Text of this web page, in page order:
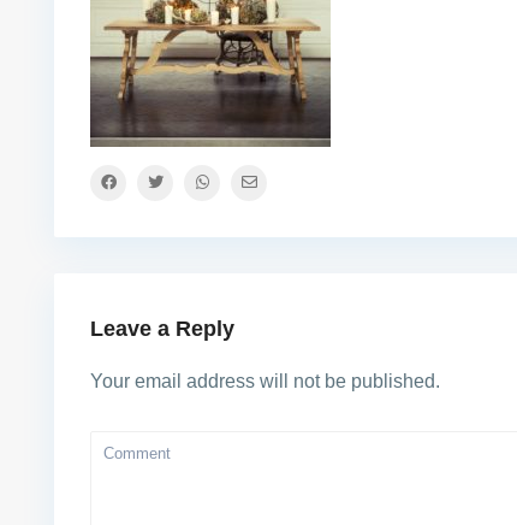
Leave a Reply
Your email address will not be published.